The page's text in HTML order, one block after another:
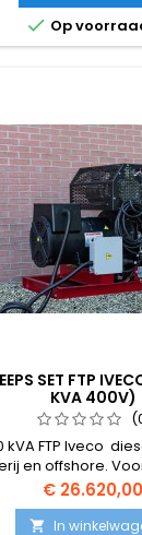
 Op
SET FTP
KVA 400V)
kVA FTP Iveco
en offshore.
lekdetectie.
Prijs
€ 26.620,00
 In